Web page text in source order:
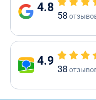
4.8
58
4.9
38